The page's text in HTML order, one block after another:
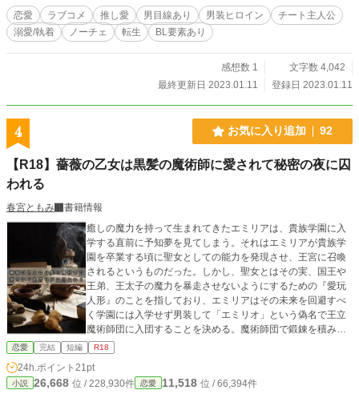
り、平民の集まりである、第五騎士団の中で女一人、みんなの助けを借りながら
奮闘していく・・・というのは建前で、大好きな乙女ゲームの主人公に転生した
限界オタクが、やっぱり我慢できず(意志弱)に主人公を漫喫しまくるお話。 ＊B
素が強いところ、R18の場面には★がつきます。 ＊本命以外にもイチャイチャ
したりするので注意。 ＊作者の性癖を詰め込んだので無理な方は注意。 ＊チー
なので、無理しない亀更新になります。(基本的に火曜日・土曜日更新の予定) ＊
よろしくお願いします(^^)＊
恋愛 ラブコメ 推し愛 男目線あり 男装ヒロイン
チート主人公
溺愛/執着
ノーチェ 転生 BL要素あり
感想数 1
文字数 4,042
最終更新日 2023.01.11
登録日 2023.01.11
4 お気に入り追加 92
【R18】薔薇の乙女は黒髪の魔術師に愛されて秘密の夜に囚
われる
春宮ともみ
書籍情報
癒しの魔力を持って生まれてきたエミリアは、貴族学園に入
学する直前に予知夢を見てしまう。それはエミリアが貴族学
園を卒業する頃に聖女としての能力を発現させ、王宮に召喚
されるというものだった。しかし、聖女とはその実、国王や
王弟、王太子の魔力を暴走させないようにするための『愛玩
人形』のことを指しており、エミリアはその未来を回避すべ
く学園には入学せず男装して「エミリオ」という偽名で王立
魔術師団に入団することを決める。魔術師団で鍛錬を積み始
めるも、またしても同じ予知夢を見てしまう。このままでは
どう足掻いても破滅の未来にたどり着いてしまうと知ったエ
ミリアは、自分が乙女の純潔を失えば未来のルートが変わる
かもしれないと考え、意を決して上司である魔術師団長ジル
恋愛 完結 短編 R18
24h.ポイント 21pt
小説 26,668 位 / 228,930件 恋愛 11,518 位 / 66,394件